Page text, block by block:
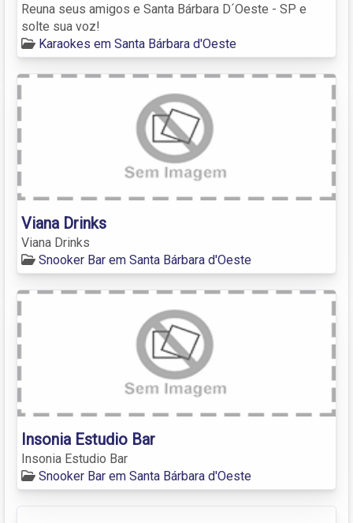
Reuna seus amigos e Santa Bárbara D´Oeste - SP e
solte sua voz!
Karaokes em Santa Bárbara d'Oeste
Viana Drinks
Viana Drinks
Snooker Bar em Santa Bárbara d'Oeste
Insonia Estudio Bar
Insonia Estudio Bar
Snooker Bar em Santa Bárbara d'Oeste